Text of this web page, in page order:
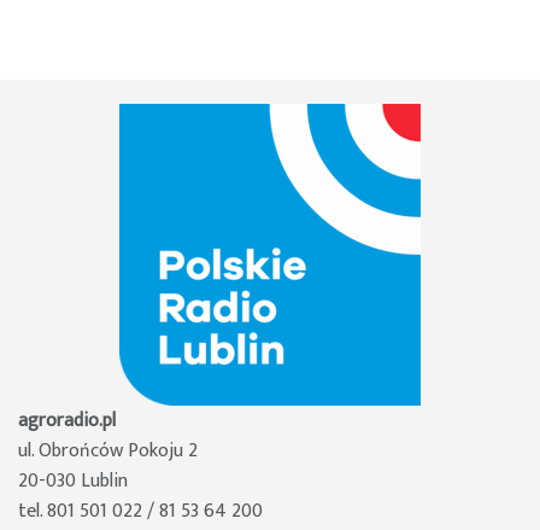
agroradio.pl
ul. Obrońców Pokoju 2
20-030 Lublin
tel. 801 501 022 / 81 53 64 200